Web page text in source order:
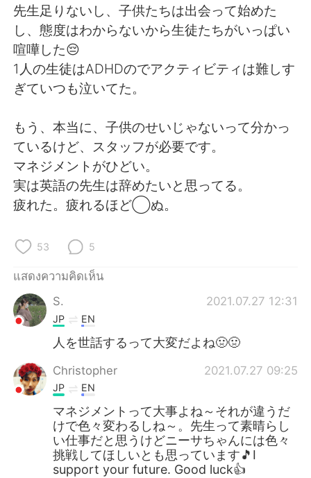
繁體中文 Español
العربية
Deutsch
한국어 Русский
Indonesia Italiano
Türkçe Tiếng Việt
先生足りないし、子供たちは出会って始めた
し、態度はわからないから生徒たちがいっぱい
喧嘩した😔
1人の生徒はADHDのでアクティビティは難しす
ぎていつも泣いてた。
もう、本当に、子供のせいじゃないって分かっ
ているけど、スタッフが必要です。
マネジメントがひどい。
実は英語の先生は辞めたいと思ってる。
疲れた。疲れるほど◯ぬ。
53 5
แสดงความคิดเห็น
S.
2021.07.27 12:31
JP EN
人を世話するって大変だよね🤢🤢
Christopher 2021.07.27 09:25
JP EN
マネジメントって大事よね～それが違うだ
けで色々変わるしね～。先生って素晴らし
い仕事だと思うけどニーサちゃんには色々
挑戦してほしいとも思っています🎵I
support your future. Good luck👍